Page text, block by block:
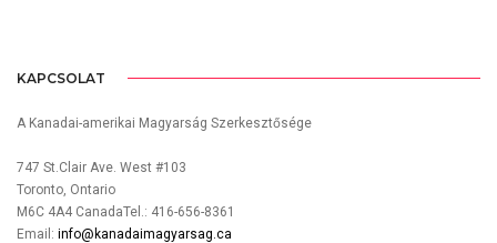
KAPCSOLAT
A Kanadai-amerikai Magyarság Szerkesztősége
747 St.Clair Ave. West #103
Toronto, Ontario
M6C 4A4 CanadaTel.: 416-656-8361
Email: info@kanadaimagyarsag.ca